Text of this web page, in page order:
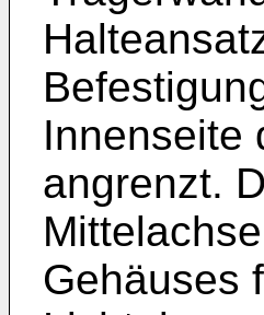
Innenseite
angrenzt.
Gehäuses